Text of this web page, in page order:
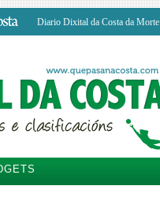
Diario Dixital da Costa da Morte